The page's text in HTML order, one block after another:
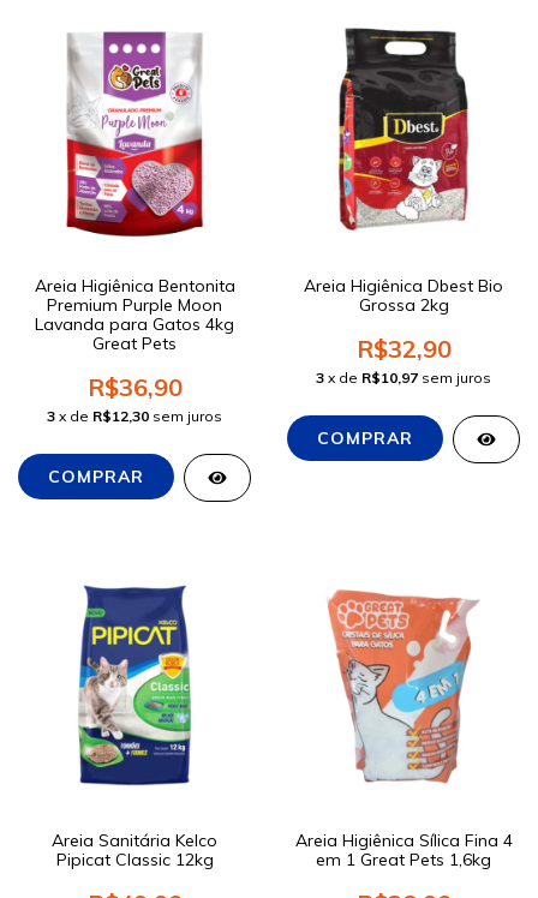
Areia Higiênica Bentonita
Premium Purple Moon
Lavanda para Gatos 4kg
Great Pets
R$36,90
3 x de R$12,30 sem juros
Areia Higiênica Dbest Bio
Grossa 2kg
R$32,90
3 x de R$10,97 sem juros
Areia Sanitária Kelco
Pipicat Classic 12kg
Areia Higiênica Sílica Fina 4
em 1 Great Pets 1,6kg